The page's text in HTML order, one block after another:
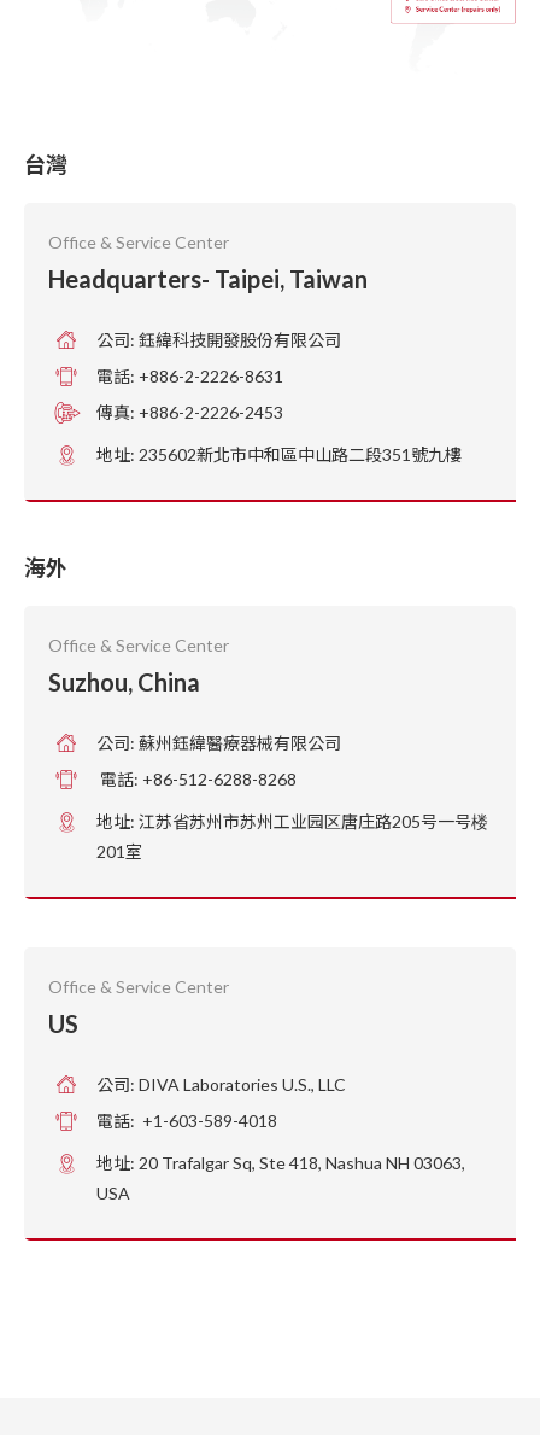
台灣
Office & Service Center
Headquarters- Taipei, Taiwan
公司: 鈺緯科技開發股份有限公司
電話: +886-2-2226-8631
傳真: +886-2-2226-2453
地址: 235602新北市中和區中山路二段351號九樓
海外
Office & Service Center
Suzhou, China
公司: 蘇州鈺緯醫療器械有限公司
電話: +86-512-6288-8268
地址: 江苏省苏州市苏州工业园区唐庄路205号一号楼
201室
Office & Service Center
US
公司: DIVA Laboratories U.S., LLC
電話: +1-603-589-4018
地址: 20 Trafalgar Sq, Ste 418, Nashua NH 03063,
USA